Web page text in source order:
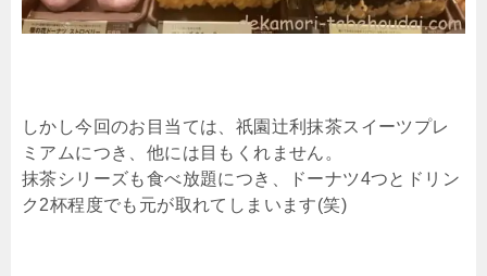
しかし今回のお目当ては、祇園辻利抹茶スイーツプレ
ミアムにつき、他には目もくれません。
抹茶シリーズも食べ放題につき、ドーナツ4つとドリン
ク2杯程度でも元が取れてしまいます(笑)